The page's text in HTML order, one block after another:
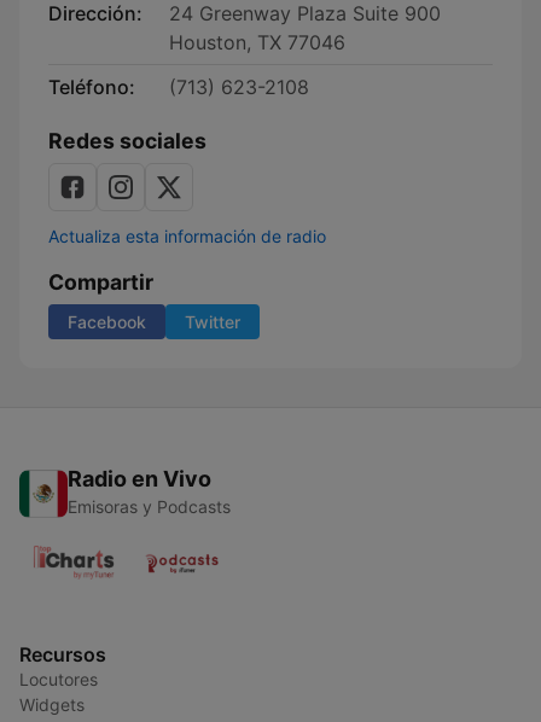
Dirección:
24 Greenway Plaza Suite 900
Houston, TX 77046
Teléfono:
(713) 623-2108
Redes sociales
Actualiza esta información de radio
Compartir
Facebook Twitter
Radio en Vivo
Emisoras y Podcasts
Recursos
Locutores
Widgets